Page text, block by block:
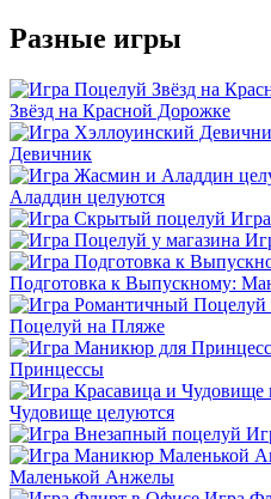
Разные игры
Звёзд на Красной Дорожке
Девичник
Аладдин целуются
Подготовка к Выпускному:
Поцелуй на Пляже
Принцессы
Чудовище целуются
Маленькой Анжелы